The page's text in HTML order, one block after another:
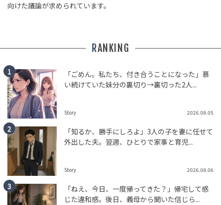
向けた議論が求められています。
RANKING
「ごめん。私たち、付き合うことになった」慕
い続けていた妹分の裏切り→裏切った2人...
Story 2026.08.05
「知るか、勝手にしろよ」3人の子を妻に任せて
外出した夫。翌週、ひとりで家事と育児...
Story 2026.08.06
「ねえ、今日、一度帰ってきた？」帰宅して感
じた違和感。後日、義母から聞いた信じら...